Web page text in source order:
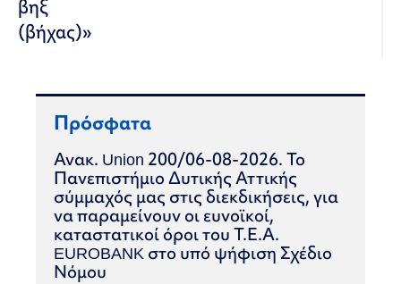
βηξ
(βήχας)»
Πρόσφατα
Ανακ. Union 200/06-08-2026. Το
Πανεπιστήμιο Δυτικής Αττικής
σύμμαχός μας στις διεκδικήσεις, για
να παραμείνουν οι ευνοϊκοί,
καταστατικοί όροι του Τ.Ε.Α.
EUROBANK στο υπό ψήφιση Σχέδιο
Νόμου